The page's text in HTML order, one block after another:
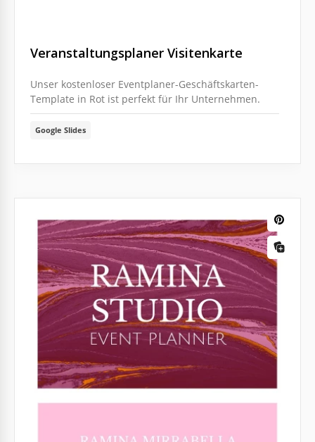
Veranstaltungsplaner Visitenkarte
Unser kostenloser Eventplaner-Geschäftskarten-
Template in Rot ist perfekt für Ihr Unternehmen.
Google Slides